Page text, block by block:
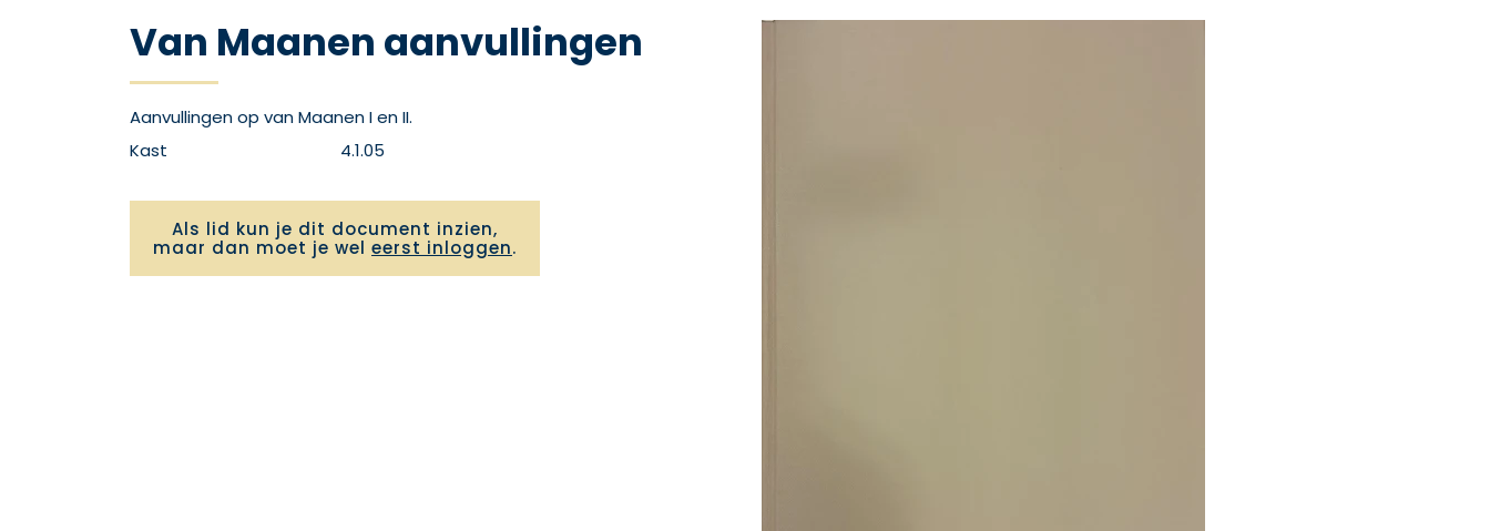
Van Maanen aanvullingen
Aanvullingen op van Maanen I en II.
Kast
4.1.05
Als lid kun je dit document inzien,
maar dan moet je wel eerst inloggen.